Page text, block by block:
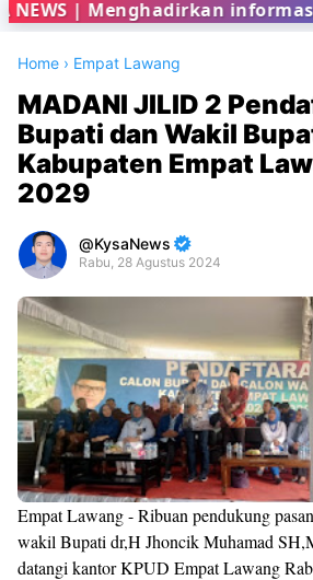
Menghadirkan informasi
Home › Empat Lawang
MADANI JILID 2
Bupati dan Wakil
Kabupaten Empat
2029
KysaNews
Rabu, 28 Agustus 2024
Premium
By
Raushan
Design
With
Shroff
Templates
Empat Lawang - Ribuan pendukung
wakil Bupati dr,H Jhoncik Muhamad
datangi kantor KPUD Empat Lawang